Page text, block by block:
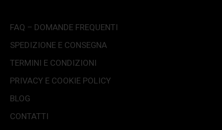
FAQ – DOMANDE FREQUENTI
SPEDIZIONE E CONSEGNA
TERMINI E CONDIZIONI
PRIVACY E COOKIE POLICY
BLOG
CONTATTI